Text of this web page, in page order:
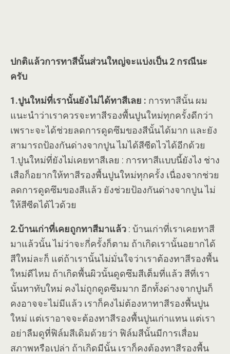
ปกติแล้วการทาสีนั้นส่วนใหญ่จะแบ่งเป็น 2 กรณีนะ
ครับ
1.ปูนใหม่ที่เรานั้นยังไม่ได้ทาสีเลย : การทาสีนั้น ผม
แนะนำว่าเราควรจะทาสีรองพื้นปูนใหม่ทุกครั้งดีกว่า
เพราะจะได้ช่วยลดการดูดซึมของสีนั้นได้มาก และยัง
สามารถป้องกันด่างจากปูน ไมได้สีซีดไวได้อีกด้วย
1.ปูนใหม่ที่ยังไม่เคยทาสีเลย : การทาสีเเบบนี้ยังไง ช่าง
เสือก็อยากให้ทาสีรองพื้นปูนใหม่ทุกครั้ง เนื่องจากช่วย
ลดการดูดซึมของสีเเล้ว ยังช่วยป้องกันด่างจากปูน ไม่
ให้สีซีดได้ไวด้วย
2.บ้านเก่าที่เคยถูกทาสีมาแล้ว : บ้านเก่าที่เราเคยทาสี
มาแล้วนั้น ไม่ว่าจะกี่ครั้งก็ตาม ถ้าเกิดเรานั้นอยากได้
สีใหม่ละก็ แต่ถ้าเรานั้นไม่มั่นใจว่าเราต้องทาสีรองพื้น
ใหม่ดีไหม ถ้าเกิดพื้นผิวนั้นดูดซึมสีเต็มที่แล้ว สีที่เรา
นั้นทาทับใหม่ คงไม่ถูกดูดซึมมาก อีกทั้งด่างจากปูนก็
คงอาจจะไม่มีแล้ว เราก็คงไม่ต้องหาทาสีรองพื้นปูน
ใหม่ แต่เราอาจจะต้องทาสีรองพื้นปูนเก่าแทน แต่เรา
อย่าลืมดูที่ฟิล์มสีเดิมด้วยว่า ฟิล์มสีนั้นมีการเสื่อม
สภาพหรือเปล่า ถ้าเกิดมีนั้น เราก็คงต้องทาสีรองพื้น